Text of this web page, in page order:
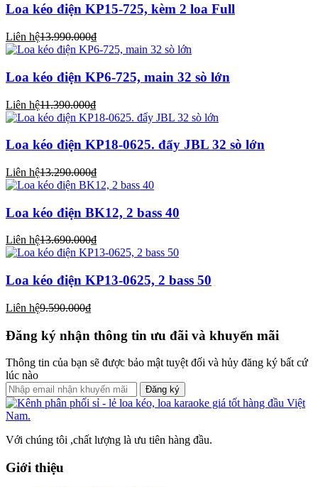
Loa kéo điện KP15-725, kèm 2 loa Full
Liên hệ13.990.000₫
Loa kéo điện KP6-725, main 32 sò lớn
Liên hệ11.390.000₫
Loa kéo điện KP18-0625. đẩy JBL 32 sò lớn
Liên hệ13.290.000₫
Loa kéo điện BK12, 2 bass 40
Liên hệ13.690.000₫
Loa kéo điện KP13-0625, 2 bass 50
Liên hệ9.590.000₫
Đăng ký nhận thông tin ưu đãi và khuyến mãi
Thông tin của bạn sẽ được bảo mật tuyệt đối và hủy đăng ký bất cứ
lúc nào
Đăng ký
Với chúng tôi ,chất lượng là ưu tiên hàng đầu.
Giới thiệu